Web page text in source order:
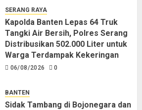
SERANG RAYA
Kapolda Banten Lepas 64 Truk
Tangki Air Bersih, Polres Serang
Distribusikan 502.000 Liter untuk
Warga Terdampak Kekeringan
06/08/2026 0
BANTEN
Sidak Tambang di Bojonegara dan